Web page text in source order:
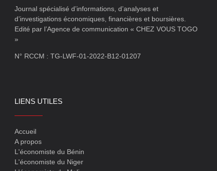
Journal spécialisé d’informations, d’analyses et
d’investigations économiques, financières et boursières.
Edité par l’Agence de communication « CHEZ VOUS TOGO
»
N° RCCM : TG-LWF-01-2022-B12-01207
LIENS UTILES
Accueil
A propos
L'économiste du Bénin
L'économiste du Niger